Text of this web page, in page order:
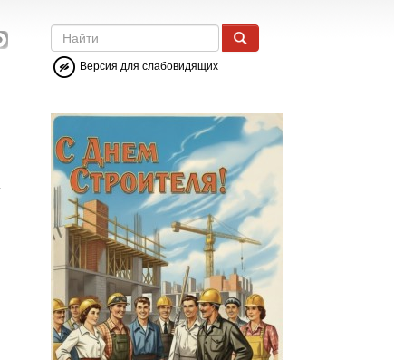
Версия для слабовидящих